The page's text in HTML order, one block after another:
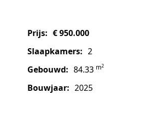
prijs:
€ 950.000
slaapkamers: 2
gebouwd: 84.33 m2
bouwjaar:
2025